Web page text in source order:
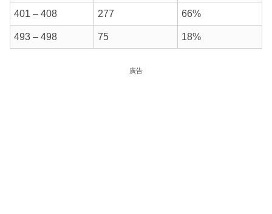
401 – 408 277 66%
493 – 498 75 18%
廣告